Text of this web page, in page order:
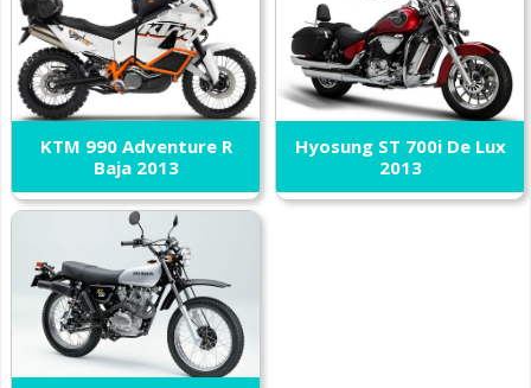
KTM 990 Adventure R
Baja 2013
Hyosung ST 700i De Lux
2013